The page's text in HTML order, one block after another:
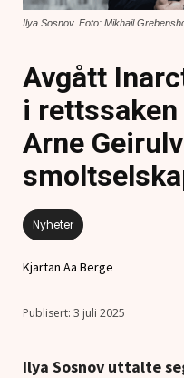
Ilya Sosnov. Foto: Mikhail
Avgått
i
Arne
Nyheter
Kjartan Aa Berge
3 juli 2025
Ilya Sosnov uttalte